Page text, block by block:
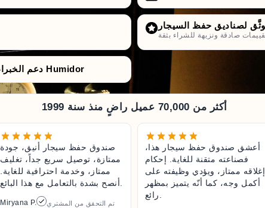
دعم الخبراء من قبل متخصّصي صناديق حفظ السيجار Humidor
أكثر من 70,000 عميل راضٍ منذ سنة 1999
صندوق حفظ سيجار أنيق، جودة
ممتازة، توصيل سريع جداً، تغليف
ممتاز، وخدمة احترافية للغاية.
Miryana P. تم التحقق من المشتري
أعشق صندوق حفظ سيجار هذا،
فصناعته متقنة للغاية. إحكام
إغلاقه ممتاز، ويؤدي وظيفته على
أكمل وجه، كما أنّه يتميز بمظهر